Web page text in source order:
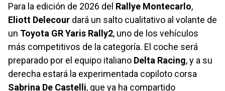
Para la edición de 2026 del Rallye Montecarlo,
Eliott Delecour dará un salto cualitativo al volante de
un Toyota GR Yaris Rally2, uno de los vehículos
más competitivos de la categoría. El coche será
preparado por el equipo italiano Delta Racing, y a su
derecha estará la experimentada copiloto corsa
Sabrina De Castelli, que ya ha compartido